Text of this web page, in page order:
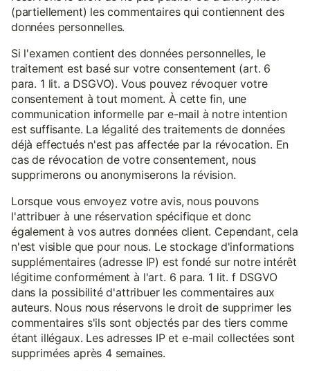
(partiellement) les commentaires qui contiennent des
données personnelles.
Si l'examen contient des données personnelles, le
traitement est basé sur votre consentement (art. 6
para. 1 lit. a DSGVO). Vous pouvez révoquer votre
consentement à tout moment. À cette fin, une
communication informelle par e-mail à notre intention
est suffisante. La légalité des traitements de données
déjà effectués n'est pas affectée par la révocation. En
cas de révocation de votre consentement, nous
supprimerons ou anonymiserons la révision.
Lorsque vous envoyez votre avis, nous pouvons
l'attribuer à une réservation spécifique et donc
également à vos autres données client. Cependant, cela
n'est visible que pour nous. Le stockage d'informations
supplémentaires (adresse IP) est fondé sur notre intérêt
légitime conformément à l'art. 6 para. 1 lit. f DSGVO
dans la possibilité d'attribuer les commentaires aux
auteurs. Nous nous réservons le droit de supprimer les
commentaires s'ils sont objectés par des tiers comme
étant illégaux. Les adresses IP et e-mail collectées sont
supprimées après 4 semaines.